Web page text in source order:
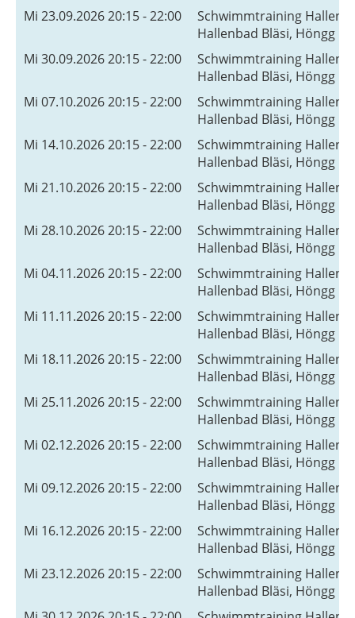
Mi 23.09.2026 20:15 - 22:00
Schwimmtraining
Hallenbad Bläsi, Höngg
Mi 30.09.2026 20:15 - 22:00
Schwimmtraining
Hallenbad Bläsi, Höngg
Mi 07.10.2026 20:15 - 22:00
Schwimmtraining
Hallenbad Bläsi, Höngg
Mi 14.10.2026 20:15 - 22:00
Schwimmtraining
Hallenbad Bläsi, Höngg
Mi 21.10.2026 20:15 - 22:00
Schwimmtraining
Hallenbad Bläsi, Höngg
Mi 28.10.2026 20:15 - 22:00
Schwimmtraining
Hallenbad Bläsi, Höngg
Mi 04.11.2026 20:15 - 22:00
Schwimmtraining
Hallenbad Bläsi, Höngg
Mi 11.11.2026 20:15 - 22:00
Schwimmtraining
Hallenbad Bläsi, Höngg
Mi 18.11.2026 20:15 - 22:00
Schwimmtraining
Hallenbad Bläsi, Höngg
Mi 25.11.2026 20:15 - 22:00
Schwimmtraining
Hallenbad Bläsi, Höngg
Mi 02.12.2026 20:15 - 22:00
Schwimmtraining
Hallenbad Bläsi, Höngg
Mi 09.12.2026 20:15 - 22:00
Schwimmtraining
Hallenbad Bläsi, Höngg
Mi 16.12.2026 20:15 - 22:00
Schwimmtraining
Hallenbad Bläsi, Höngg
Mi 23.12.2026 20:15 - 22:00
Schwimmtraining
Hallenbad Bläsi, Höngg